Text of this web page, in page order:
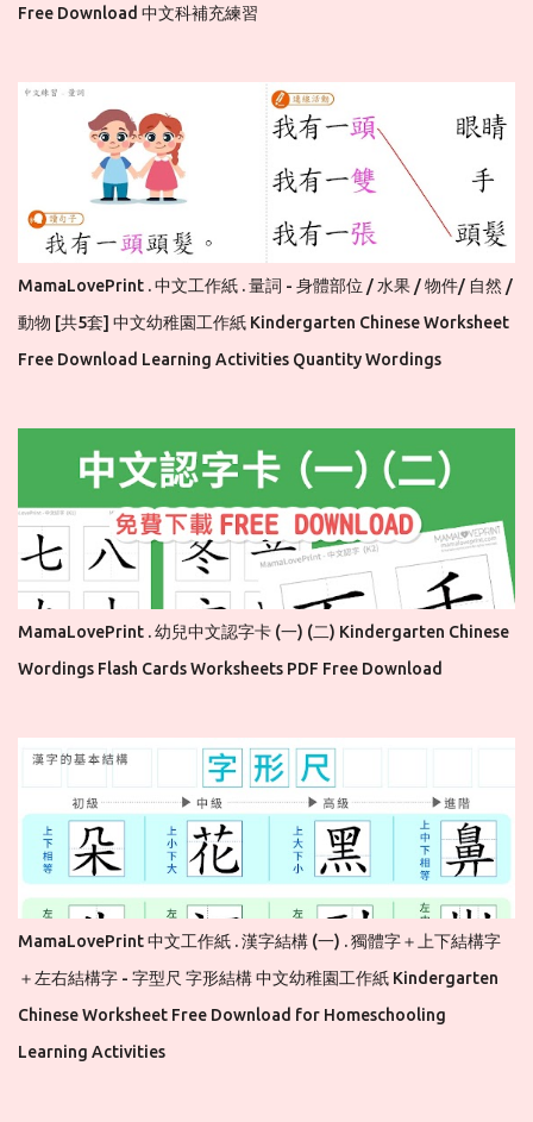
Free Download 中文科補充練習
MamaLovePrint . 中文工作紙 . 量詞 - 身體部位 / 水果 / 物件/ 自然 /
動物 [共5套] 中文幼稚園工作紙 Kindergarten Chinese Worksheet
Free Download Learning Activities Quantity Wordings
MamaLovePrint . 幼兒中文認字卡 (一) (二) Kindergarten Chinese
Wordings Flash Cards Worksheets PDF Free Download
MamaLovePrint 中文工作紙 . 漢字結構 (一) . 獨體字＋上下結構字
＋左右結構字 - 字型尺 字形結構 中文幼稚園工作紙 Kindergarten
Chinese Worksheet Free Download for Homeschooling
Learning Activities